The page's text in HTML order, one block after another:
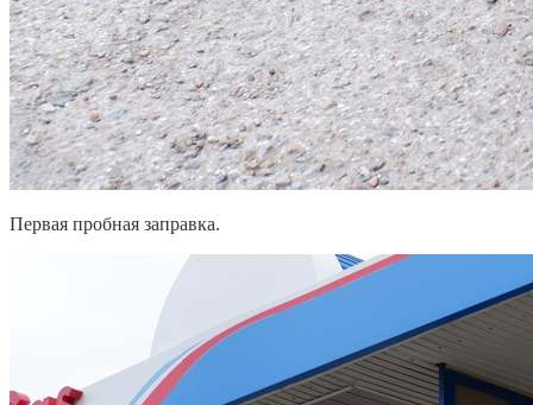
Первая пробная заправка.